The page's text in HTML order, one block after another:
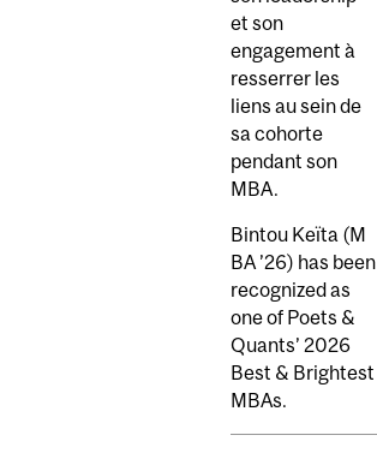
et son
engagement à
resserrer les
liens au sein de
sa cohorte
pendant son
MBA.
Bintou Keïta (M
BA ’26) has been
recognized as
one of Poets &
Quants’ 2026
Best & Brightest
MBAs.